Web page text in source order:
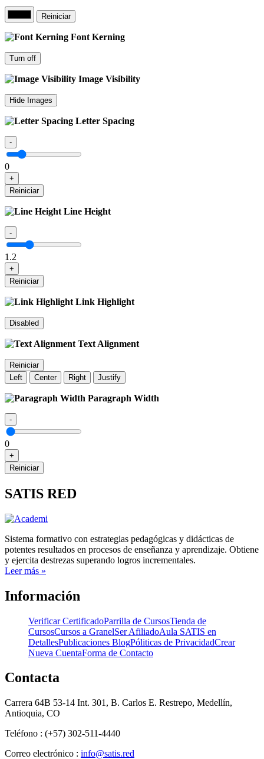
Reiniciar
Font Kerning
Turn off
Image Visibility
Hide Images
Letter Spacing
-
0
+
Reiniciar
Line Height
-
1.2
+
Reiniciar
Link Highlight
Disabled
Text Alignment
Reiniciar
Left
Center Right Justify
Paragraph Width
-
0
+
Reiniciar
SATIS RED
Sistema formativo con estrategias pedagógicas y didácticas de
potentes resultados en procesos de enseñanza y aprendizaje. Obtiene
y ejercita destrezas superando logros incrementales.
Leer más »
Información
Verificar CertificadoParrilla de CursosTienda de
CursosCursos a GranelSer AfiliadoAula SATIS en
DetallesPublicaciones BlogPóliticas de PrivacidadCrear
Nueva CuentaForma de Contacto
Contacta
Carrera 64B 53-14 Int. 301, B. Carlos E. Restrepo, Medellín,
Antioquia, CO
Teléfono : (+57) 302-511-4440
Correo electrónico : info@satis.red